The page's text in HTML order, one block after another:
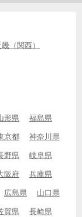
（関西）
形県 福島県
京都 神奈川県
野県 岐阜県
阪府 兵庫県
広島県 山口県
賀県 長崎県